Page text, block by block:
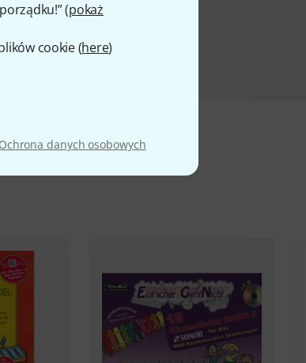
(pokaż
cookie (here)
Ochrona danych osobowych